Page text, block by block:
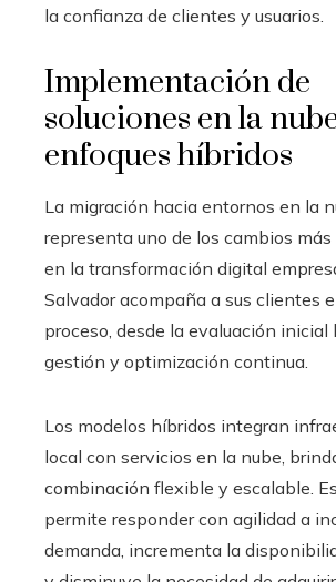
la confianza de clientes y usuarios.
Implementación de
soluciones en la
enfoques híbridos
La migración hacia entornos en la
representa uno de los cambios
en la transformación digital
Salvador acompaña a sus clientes
proceso, desde la evaluación inicial
gestión y optimización continua.
Los modelos híbridos integran
local con servicios en la nube,
combinación flexible y escalable.
permite responder con agilidad a
demanda, incrementa la